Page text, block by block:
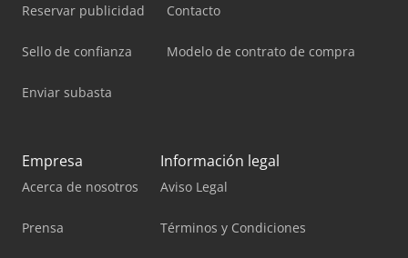
Reservar publicidad
Sello de confianza
Enviar subasta
Contacto
Modelo de contrato de compra
Empresa
Acerca de nosotros
Prensa
Información legal
Aviso Legal
Términos y Condiciones